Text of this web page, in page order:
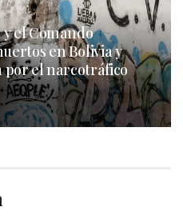
el Comando
en Bolivia y
por el narcotráfico